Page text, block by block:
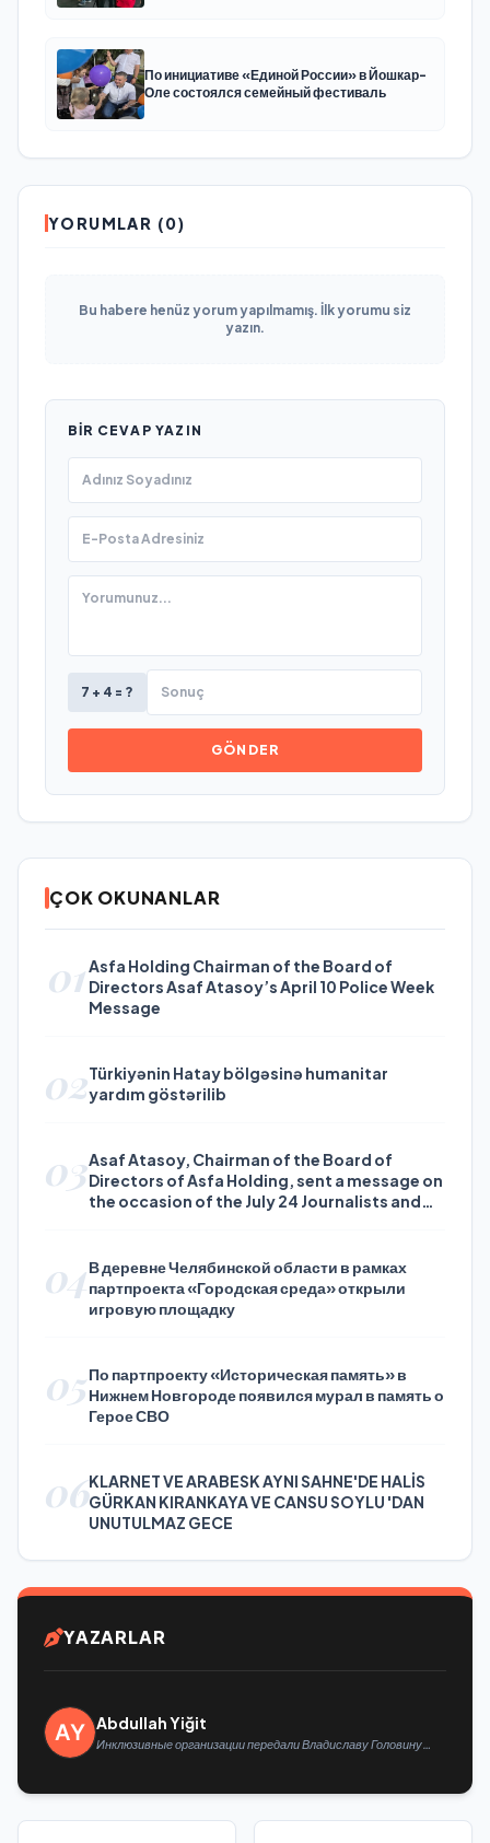
По инициативе «Единой России» в Йошкар-
Оле состоялся семейный фестиваль
YORUMLAR (0)
Bu habere henüz yorum yapılmamış. İlk yorumu siz
yazın.
BIR CEVAP YAZIN
7 + 4 = ?
GÖNDER
ÇOK OKUNANLAR
01Asfa Holding Chairman of the Board of
Directors Asaf Atasoy’s April 10 Police Week
Message
02Türkiyənin Hatay bölgəsinə humanitar
yardım göstərilib
03Asaf Atasoy, Chairman of the Board of
Directors of Asfa Holding, sent a message on
the occasion of the July 24 Journalists and
04В деревне Челябинской области в рамках
партпроекта «Городская среда» открыли
игровую площадку
05По партпроекту «Историческая память» в
Нижнем Новгороде появился мурал в память о
Герое СВО
06KLARNET VE ARABESK AYNI SAHNE'DE HALİS
GÜRKAN KIRANKAYA VE CANSU SOYLU 'DAN
UNUTULMAZ GECE
YAZARLAR
Abdullah Yiğit
Инклюзивные организации передали Владиславу Головину